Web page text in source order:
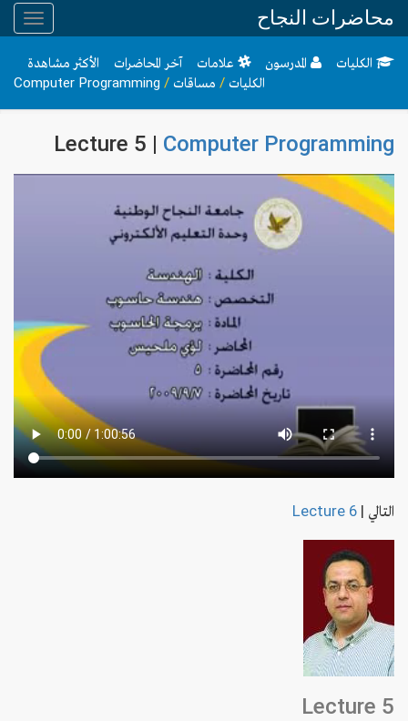
محاضرات النجاح
الكليات المدرسون علامات آخر المحاضرات
الأكثر مشاهدة
الكليات / مساقات /
Computer Programming
Lecture 5 | Computer Programming
التالي |
Lecture 6
Lecture 5